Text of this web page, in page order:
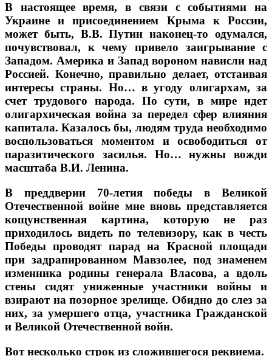
В настоящее время, в связи с событиями на
Украине и присоединением Крыма к России,
может быть, В.В. Путин наконец-то одумался,
почувствовал, к чему привело заигрывание с
Западом. Америка и Запад вороном нависли над
Россией. Конечно, правильно делает, отстаивая
интересы страны. Но… в угоду олигархам, за
счет трудового народа. По сути, в мире идет
олигархическая война за передел сфер влияния
капитала. Казалось бы, людям труда необходимо
воспользоваться моментом и освободиться от
паразитического засилья. Но… нужны вожди
масштаба В.И. Ленина.
В преддверии 70-летия победы в Великой
Отечественной войне мне вновь представляется
кощунственная картина, которую не раз
приходилось видеть по телевизору, как в честь
Победы проводят парад на Красной площади
при задрапированном Мавзолее, под знаменем
изменника родины генерала Власова, а вдоль
стены сидят униженные участники войны и
взирают на позорное зрелище. Обидно до слез за
них, за умершего отца, участника Гражданской
и Великой Отечественной войн.
Вот несколько строк из сложившегося реквиема.